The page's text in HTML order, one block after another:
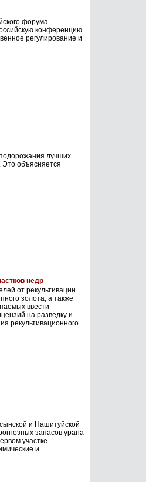
форума
конференцию
регулирование и
лучших
Это объясняется
недр
от рекультивации
золота, а также
ввести
на разведку и
рекультивационного
и Нашитуйской
запасов урана
участке
и